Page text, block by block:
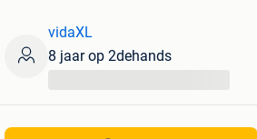
vidaXL
8 jaar op 2dehands